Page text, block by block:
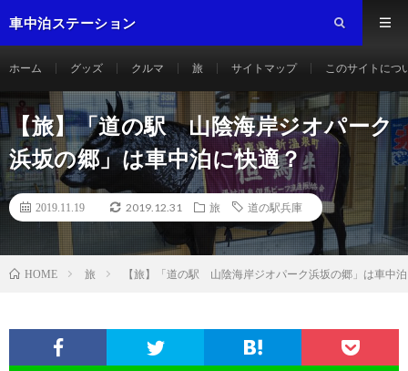
車中泊ステーション
ホーム グッズ クルマ 旅 サイトマップ このサイトにつ
【旅】「道の駅 山陰海岸ジオパーク
浜坂の郷」は車中泊に快適？
2019.11.19 2019.12.31 旅 道の駅兵庫
HOME 旅 【旅】「道の駅 山陰海岸ジオパーク浜坂の郷」は車中